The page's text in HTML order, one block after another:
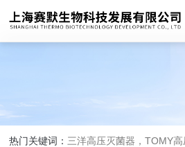
热门关键词： 三洋高压灭菌器，TOMY